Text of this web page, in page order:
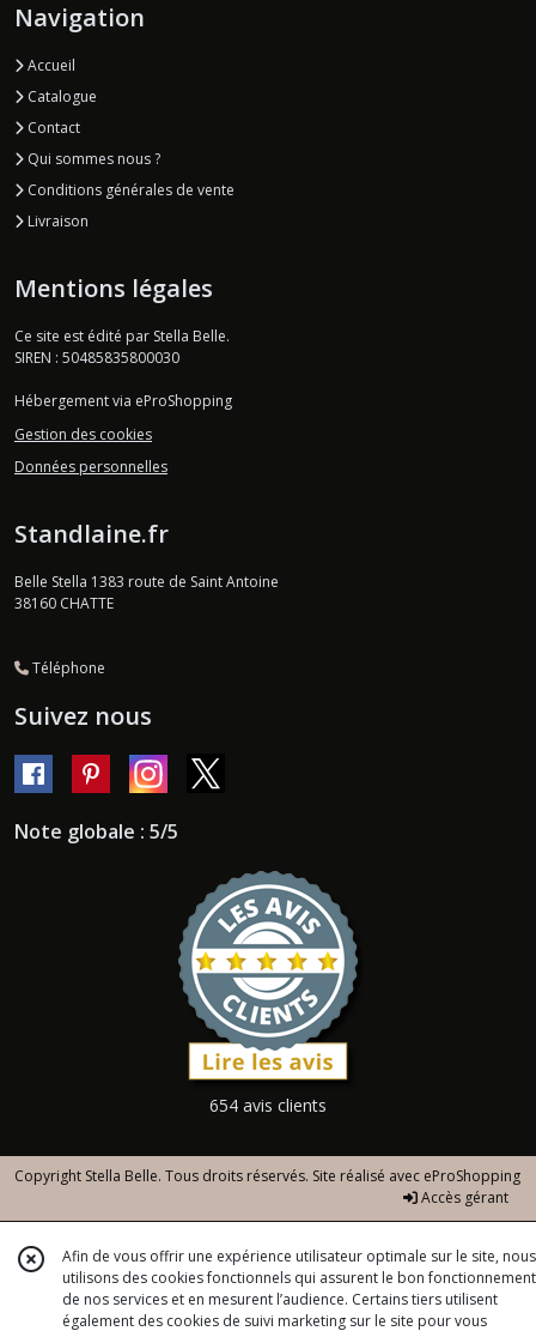
Navigation
Accueil
Catalogue
Contact
Qui sommes nous ?
Conditions générales de vente
Livraison
Mentions légales
Ce site est édité par Stella Belle.
SIREN : 50485835800030
Hébergement via eProShopping
Gestion des cookies
Données personnelles
Standlaine.fr
Belle Stella 1383 route de Saint Antoine
38160 CHATTE
Téléphone
Suivez nous
Note globale : 5/5
654 avis clients
Copyright Stella Belle. Tous droits réservés. Site réalisé avec eProShopping
Accès gérant
Afin de vous offrir une expérience utilisateur optimale sur le site, nous
utilisons des cookies fonctionnels qui assurent le bon fonctionnement
de nos services et en mesurent l’audience. Certains tiers utilisent
également des cookies de suivi marketing sur le site pour vous